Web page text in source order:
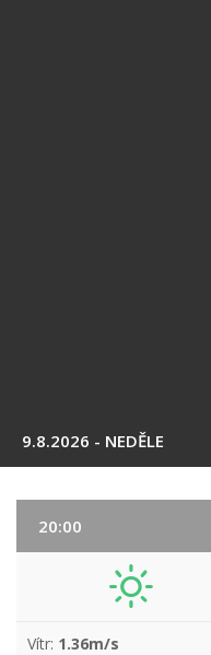
9.8.2026 - NEDĚLE
20:00
Vítr: 1.36m/s